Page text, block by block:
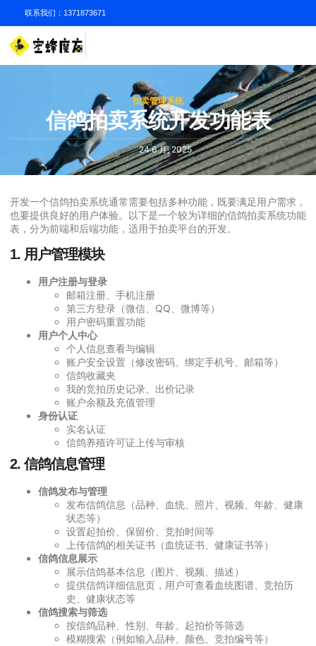
联系我们：1371873671
拍卖管理系统
信鸽拍卖系统开发功能表
24 6 月, 2025
开发一个信鸽拍卖系统通常需要包括多种功能，既要满足用户需求，
也要提供良好的用户体验。以下是一个较为详细的信鸽拍卖系统功能
表，分为前端和后端功能，适用于拍卖平台的开发。
1. 用户管理模块
用户注册与登录
邮箱注册、手机注册
第三方登录（微信、QQ、微博等）
用户密码重置功能
用户个人中心
个人信息查看与编辑
账户安全设置（修改密码、绑定手机号、邮箱等）
信鸽收藏夹
我的竞拍历史记录、出价记录
账户余额及充值管理
身份认证
实名认证
信鸽养殖许可证上传与审核
2.信鸽信息管理
信鸽发布与管理
发布信鸽信息（品种、血统、照片、视频、年龄、健康
状态等）
设置起拍价、保留价、竞拍时间等
上传信鸽的相关证书（血统证书、健康证书等）
信鸽信息展示
展示信鸽基本信息（图片、视频、描述）
提供信鸽详细信息页，用户可查看血统图谱、竞拍历
史、健康状态等
信鸽搜索与筛选
按信鸽品种、性别、年龄、起拍价等筛选
模糊搜索（例如输入品种、颜色、竞拍编号等）